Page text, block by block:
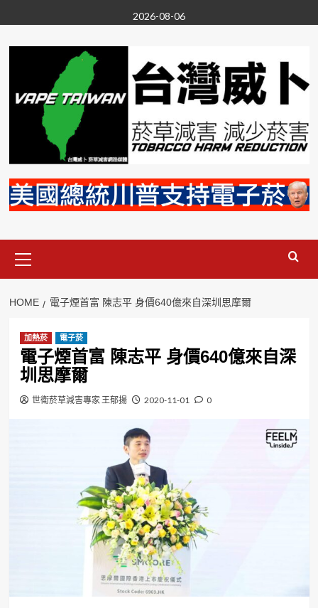
to
content
2026-08-06
Menu
HOME 電子煙首富 陳志平 身價640億來自深圳思摩爾
加熱菸 電子菸
電子煙首富 陳志平 身價640億來自深
圳思摩爾
世衛菸草減害專家 王郁揚 2020-11-01 0